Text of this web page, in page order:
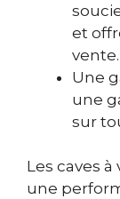
et
vente.
Une
une
sur
Les caves
une